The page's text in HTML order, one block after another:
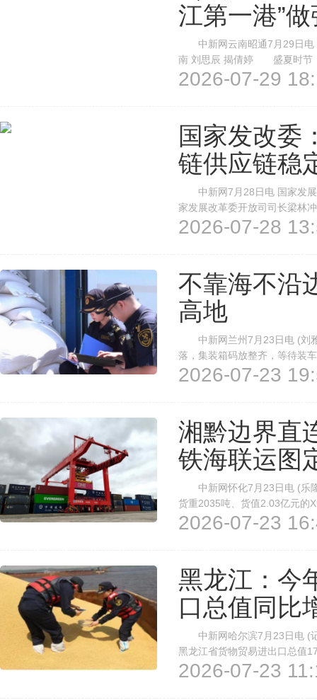
江第一港”
中新网云南昭通7月29日电
南 刘思辰 揭倩婷 盛夏时节，
不停，满载磷矿、煤炭的货轮
2026-07-29
国家发改委
链供应链稳
中新网7月28日电 国家发展
家发展改革委开放司司长梁林
候、大运量、高时效、绿色低
2026-07-28
不靠海不沿
高地
中新网兰州7月23日电 (刘雅
落，集装箱码放整齐，等待装
里海、黑海、西部陆海新通
2026-07-23
湘黔边界直
铁海联运图
中新网怀化7月23日电 (乐隆
货重2035吨、货值2.03亿元的
县级港区——新晃港区，标志着
2026-07-23
黑龙江：今
口总值同比
中新网哈尔滨7月23日电 (记
黑龙江省货物贸易进出口总值
高。其中，出口526.2亿元，
2026-07-23